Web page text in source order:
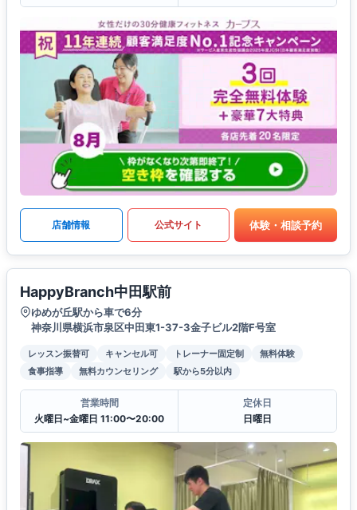
店舗情報 公式サイト 体験・相談予約
HappyBranch中田駅前
ゆめが丘駅から車で6分
神奈川県横浜市泉区中田東1-37-3金子ビル2階F号室
レッスン振替可 キャンセル可 トレーナー固定制
無料体験
食事指導
無料カウンセリング 駅から5分以内
営業時間
火曜日~金曜日 11:00〜20:00
定休日
日曜日